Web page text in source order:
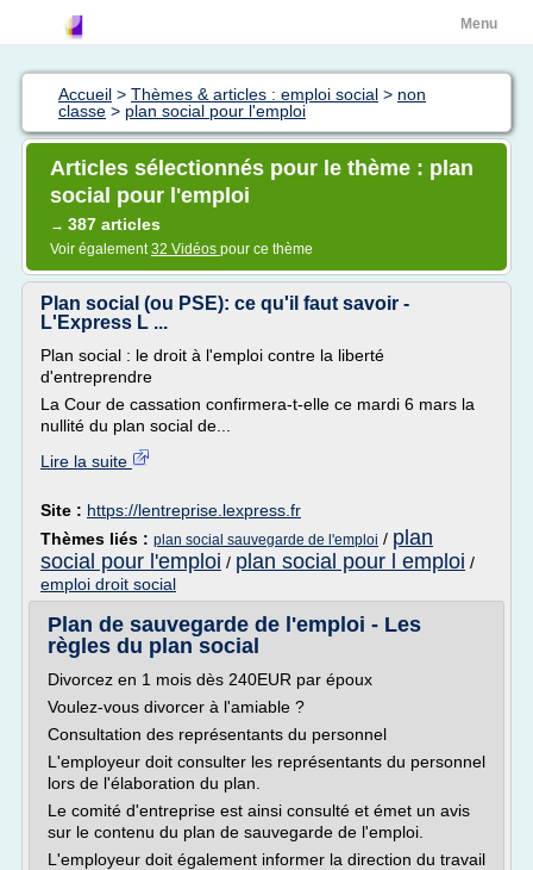
Menu
Accueil > Thèmes & articles : emploi social > non
classe > plan social pour l'emploi
Articles sélectionnés pour le thème : plan
social pour l'emploi
→ 387 articles
Voir également32 Vidéos pour ce thème
Plan social (ou PSE): ce qu'il faut savoir -
L'Express L ...
Plan social : le droit à l'emploi contre la liberté
d'entreprendre
La Cour de cassation confirmera-t-elle ce mardi 6 mars la
nullité du plan social de...
Lire la suite
Site : https://lentreprise.lexpress.fr
Thèmes liés : plan social sauvegarde de l'emploi / plan
social pour l'emploi / plan social pour l emploi /
emploi droit social
Plan de sauvegarde de l'emploi - Les
règles du plan social
Divorcez en 1 mois dès 240EUR par époux
Voulez-vous divorcer à l'amiable ?
Consultation des représentants du personnel
L'employeur doit consulter les représentants du personnel
lors de l'élaboration du plan.
Le comité d'entreprise est ainsi consulté et émet un avis
sur le contenu du plan de sauvegarde de l'emploi.
L'employeur doit également informer la direction du travail